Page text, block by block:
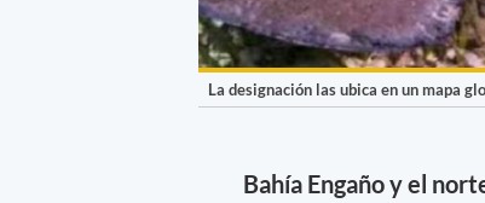
La designación las ubica en un mapa
Bahía Engaño y el